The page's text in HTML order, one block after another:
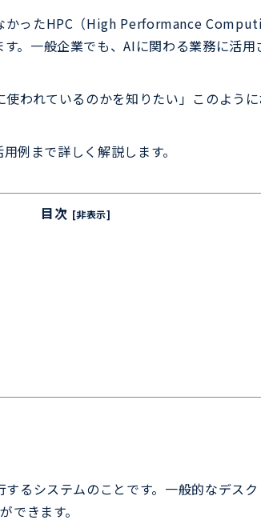
かったHPC（High Performance
。一般企業でも、AIに関わる業務に活
われているのかを知りたい」このよう
例まで詳しく解説します。
目次 [非表示]
るシステムのことです。一般的なデス
できます。